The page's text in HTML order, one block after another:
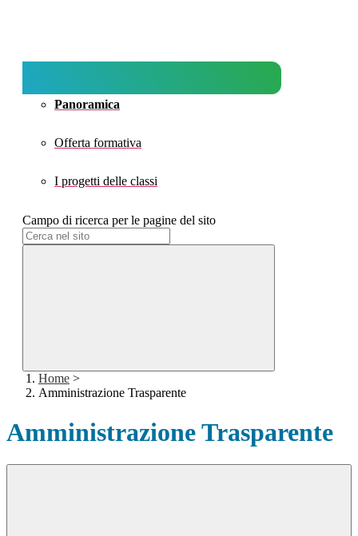
Panoramica
Offerta formativa
I progetti delle classi
Campo di ricerca per le pagine del sito
Home >
Amministrazione Trasparente
Amministrazione Trasparente